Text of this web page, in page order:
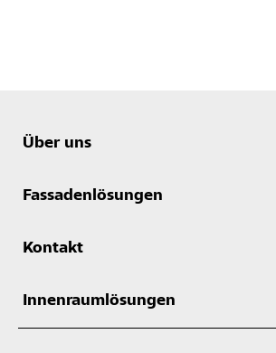
Über uns
Fassadenlösungen
Kontakt
Innenraumlösungen